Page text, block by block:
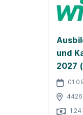
und
2027